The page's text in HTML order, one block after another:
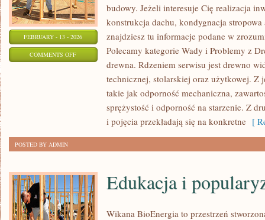
FEBRUARY - 13 - 2026
COMMENTS OFFON
budowy. Jeżeli interesuje Cię realizacja
konstrukcja dachu, kondygnacja
znajdziesz tu informacje podane w
Polecamy kategorie Wady i Problemy z
drewna. Rdzeniem serwisu jest drewno
technicznej, stolarskiej oraz użytkowej. Z
takie jak odporność mechaniczna,
sprężystość i odporność na starzenie. Z
i pojęcia przekładają się na konkretne [
POSTED BY ADMIN
Edukacja i
Wikana BioEnergia to przestrzeń